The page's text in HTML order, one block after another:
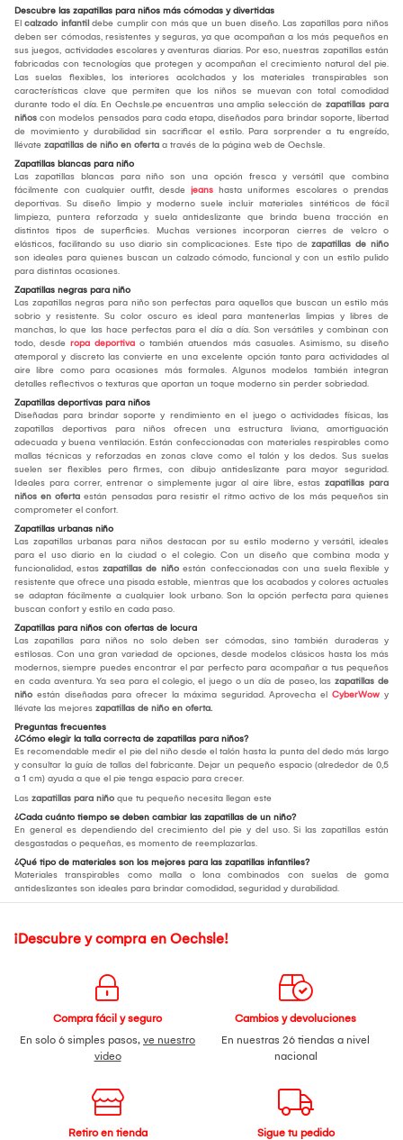
Descubre las zapatillas para niños más cómodas y divertidas
El calzado infantil debe cumplir con más que un buen diseño. Las zapatillas para niños
deben ser cómodas, resistentes y seguras, ya que acompañan a los más pequeños en
sus juegos, actividades escolares y aventuras diarias. Por eso, nuestras zapatillas están
fabricadas con tecnologías que protegen y acompañan el crecimiento natural del pie.
Las suelas flexibles, los interiores acolchados y los materiales transpirables son
características clave que permiten que los niños se muevan con total comodidad
durante todo el día. En Oechsle.pe encuentras una amplia selección de zapatillas para
niños con modelos pensados para cada etapa, diseñados para brindar soporte, libertad
de movimiento y durabilidad sin sacrificar el estilo. Para sorprender a tu engreído,
llévate zapatillas de niño en oferta a través de la página web de Oechsle.
Zapatillas blancas para niño
Las zapatillas blancas para niño son una opción fresca y versátil que combina
fácilmente con cualquier outfit, desde jeans hasta uniformes escolares o prendas
deportivas. Su diseño limpio y moderno suele incluir materiales sintéticos de fácil
limpieza, puntera reforzada y suela antideslizante que brinda buena tracción en
distintos tipos de superficies. Muchas versiones incorporan cierres de velcro o
elásticos, facilitando su uso diario sin complicaciones. Este tipo de zapatillas de niño
son ideales para quienes buscan un calzado cómodo, funcional y con un estilo pulido
para distintas ocasiones.
Zapatillas negras para niño
Las zapatillas negras para niño son perfectas para aquellos que buscan un estilo más
sobrio y resistente. Su color oscuro es ideal para mantenerlas limpias y libres de
manchas, lo que las hace perfectas para el día a día. Son versátiles y combinan con
todo, desde ropa deportiva o también atuendos más casuales. Asimismo, su diseño
atemporal y discreto las convierte en una excelente opción tanto para actividades al
aire libre como para ocasiones más formales. Algunos modelos también integran
detalles reflectivos o texturas que aportan un toque moderno sin perder sobriedad.
Zapatillas deportivas para niños
Diseñadas para brindar soporte y rendimiento en el juego o actividades físicas, las
zapatillas deportivas para niños ofrecen una estructura liviana, amortiguación
adecuada y buena ventilación. Están confeccionadas con materiales respirables como
mallas técnicas y reforzadas en zonas clave como el talón y los dedos. Sus suelas
suelen ser flexibles pero firmes, con dibujo antideslizante para mayor seguridad.
Ideales para correr, entrenar o simplemente jugar al aire libre, estas zapatillas para
niños en oferta están pensadas para resistir el ritmo activo de los más pequeños sin
comprometer el confort.
Zapatillas urbanas niño
Las zapatillas urbanas para niños destacan por su estilo moderno y versátil, ideales
para el uso diario en la ciudad o el colegio. Con un diseño que combina moda y
funcionalidad, estas zapatillas de niño están confeccionadas con una suela flexible y
resistente que ofrece una pisada estable, mientras que los acabados y colores actuales
se adaptan fácilmente a cualquier look urbano. Son la opción perfecta para quienes
buscan confort y estilo en cada paso.
Zapatillas para niños con ofertas de locura
Las zapatillas para niños no solo deben ser cómodas, sino también duraderas y
estilosas. Con una gran variedad de opciones, desde modelos clásicos hasta los más
modernos, siempre puedes encontrar el par perfecto para acompañar a tus pequeños
en cada aventura. Ya sea para el colegio, el juego o un día de paseo, las zapatillas de
niño están diseñadas para ofrecer la máxima seguridad. Aprovecha el CyberWow y
llévate las mejores zapatillas de niño en oferta.
Preguntas frecuentes
¿Cómo elegir la talla correcta de zapatillas para niños?
Es recomendable medir el pie del niño desde el talón hasta la punta del dedo más largo
y consultar la guía de tallas del fabricante. Dejar un pequeño espacio (alrededor de 0,5
a 1 cm) ayuda a que el pie tenga espacio para crecer.
Las zapatillas para niño que tu pequeño necesita llegan este
¿Cada cuánto tiempo se deben cambiar las zapatillas de un niño?
En general es dependiendo del crecimiento del pie y del uso. Si las zapatillas están
desgastadas o pequeñas, es momento de reemplazarlas.
¿Qué tipo de materiales son los mejores para las zapatillas infantiles?
Materiales transpirables como malla o lona combinados con suelas de goma
antideslizantes son ideales para brindar comodidad, seguridad y durabilidad.
¡Descubre y compra en Oechsle!
Compra fácil y seguro
En solo 6 simples pasos, ve nuestro
video
Cambios y devoluciones
En nuestras 26 tiendas a nivel
nacional
Retiro en tienda
Sigue tu pedido